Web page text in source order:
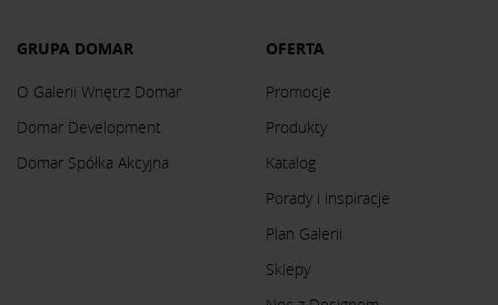
GRUPA DOMAR
O Galerii Wnętrz Domar
Domar Development
Domar Spółka Akcyjna
OFERTA
Promocje
Produkty
Katalog
Porady i inspiracje
Plan Galerii
Sklepy